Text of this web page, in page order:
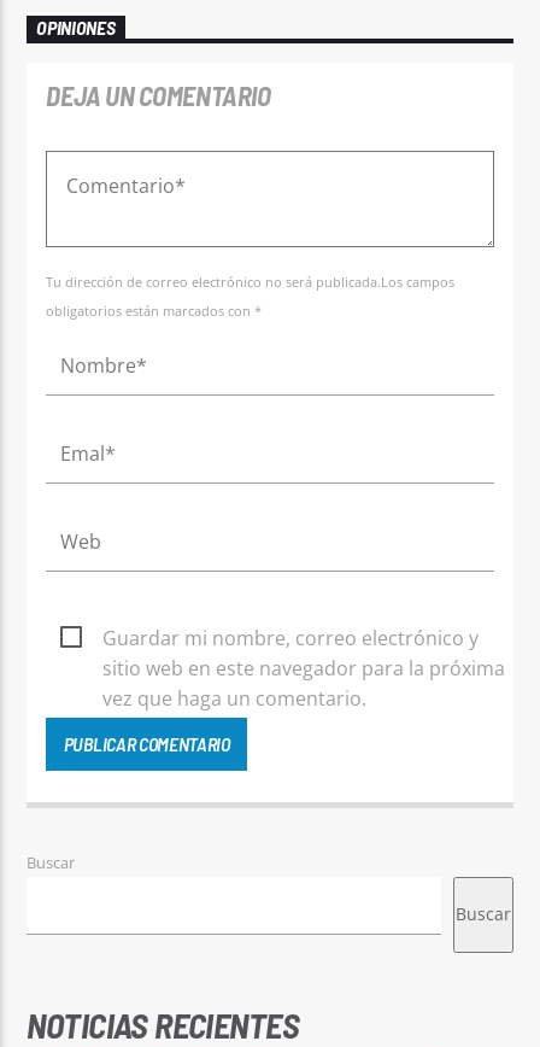
OPINIONES
DEJA UN COMENTARIO
Tu dirección de correo electrónico no será publicada.Los campos
obligatorios están marcados con *
Guardar mi nombre, correo electrónico y
sitio web en este navegador para la próxima
vez que haga un comentario.
Buscar
Buscar
NOTICIAS RECIENTES